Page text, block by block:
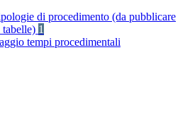
di procedimento (da pubblicare
tabelle) 1
tempi procedimentali